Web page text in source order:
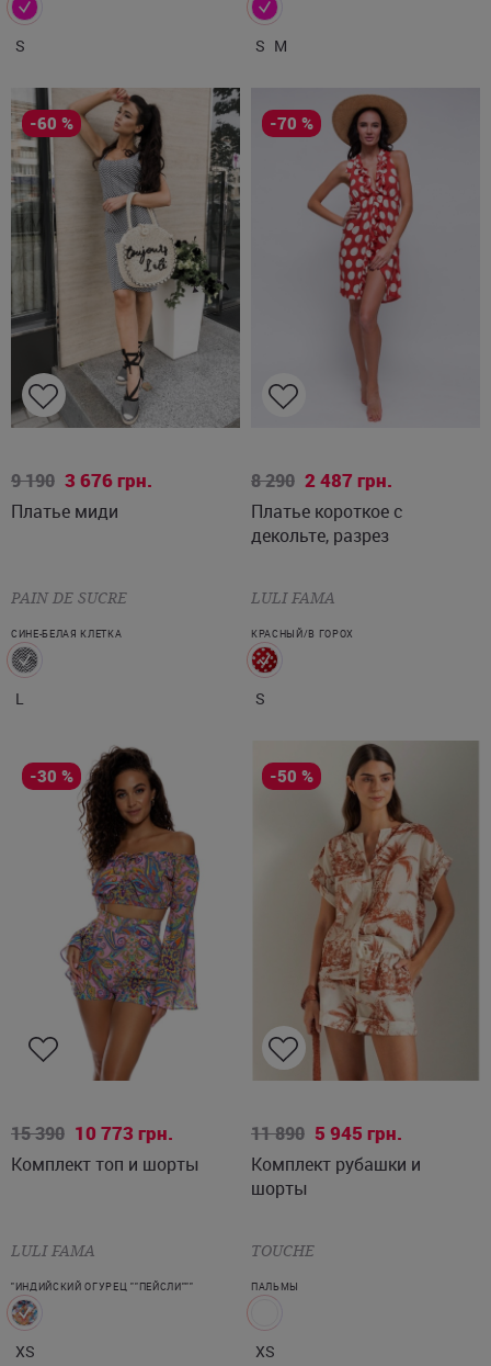
S S M
-60 %
9 190 3 676грн.
Платье миди
PAIN DE SUCRE
СИНЕ-БЕЛАЯ КЛЕТКА
L
-70 %
8 290 2 487 грн.
Платье короткое с
декольте, разрез
LULI FAMA
КРАСНЫЙ/В ГОРОХ
S
-30 %
15 390 10 773 грн.
Комплект топ и шорты
LULI FAMA
"ИНДИЙСКИЙ ОГУРЕЦ ""ПЕЙСЛИ"""
XS
-50 %
11 890 5 945 грн.
Комплект рубашки и
шорты
TOUCHE
ПАЛЬМЫ
XS